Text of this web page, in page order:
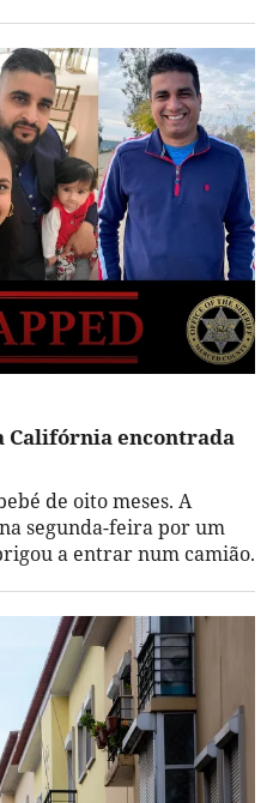
Califórnia encontrada
de oito meses. A
segunda-feira por um
a entrar num camião.